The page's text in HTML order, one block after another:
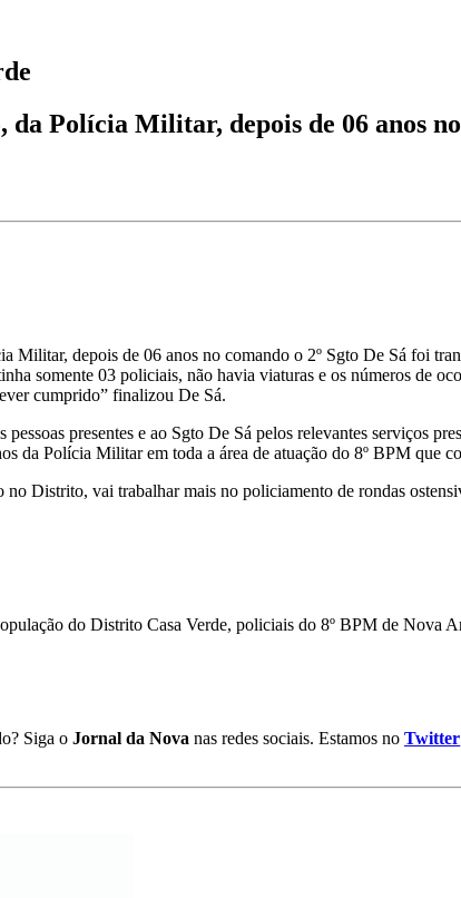
Polícia Militar, depois de 06 anos
Militar, depois de 06 anos no comando o 2º Sgto De Sá foi
somente 03 policiais, não havia viaturas e os números de
cumprido” finalizou De Sá.
presentes e ao Sgto De Sá pelos relevantes serviços
da Polícia Militar em toda a área de atuação do 8º BPM que
Distrito, vai trabalhar mais no policiamento de rondas
do Distrito Casa Verde, policiais do 8º BPM de Nova
Siga o Jornal da Nova nas redes sociais. Estamos no Twitter